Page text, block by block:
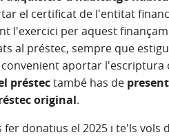
el certificat de l'entitat
l'exercici per aquest
al préstec, sempre que
aportar l'escriptura
préstectambé has de
original.
fer donatius el 2025 i te'ls vols